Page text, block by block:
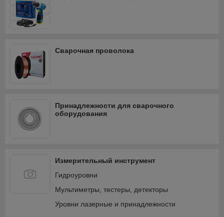
Сварочная проволока
Принадлежности для сварочного
оборудования
Измерительный инструмент
Гидроуровни
Мультиметры, тестеры, детекторы
Уровни лазерные и принадлежности